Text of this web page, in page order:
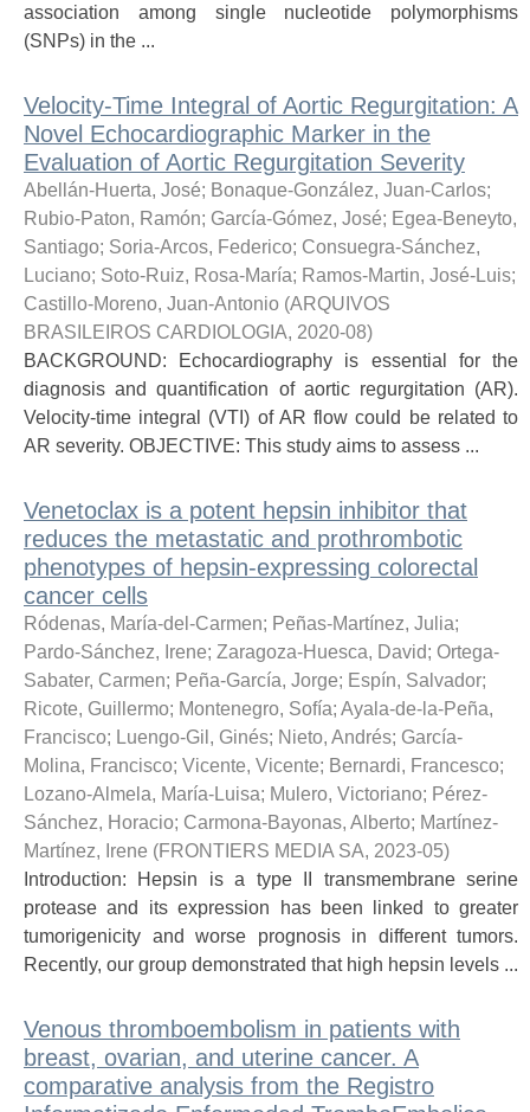
association among single nucleotide polymorphisms
(SNPs) in the ...
Velocity-Time Integral of Aortic Regurgitation: A
Novel Echocardiographic Marker in the
Evaluation of Aortic Regurgitation Severity
Abellán-Huerta, José; Bonaque-González, Juan-Carlos;
Rubio-Paton, Ramón; García-Gómez, José; Egea-Beneyto,
Santiago; Soria-Arcos, Federico; Consuegra-Sánchez,
Luciano; Soto-Ruiz, Rosa-María; Ramos-Martin, José-Luis;
Castillo-Moreno, Juan-Antonio (ARQUIVOS
BRASILEIROS CARDIOLOGIA, 2020-08)
BACKGROUND: Echocardiography is essential for the
diagnosis and quantification of aortic regurgitation (AR).
Velocity-time integral (VTI) of AR flow could be related to
AR severity. OBJECTIVE: This study aims to assess ...
Venetoclax is a potent hepsin inhibitor that
reduces the metastatic and prothrombotic
phenotypes of hepsin-expressing colorectal
cancer cells
Ródenas, María-del-Carmen; Peñas-Martínez, Julia;
Pardo-Sánchez, Irene; Zaragoza-Huesca, David; Ortega-
Sabater, Carmen; Peña-García, Jorge; Espín, Salvador;
Ricote, Guillermo; Montenegro, Sofía; Ayala-de-la-Peña,
Francisco; Luengo-Gil, Ginés; Nieto, Andrés; García-
Molina, Francisco; Vicente, Vicente; Bernardi, Francesco;
Lozano-Almela, María-Luisa; Mulero, Victoriano; Pérez-
Sánchez, Horacio; Carmona-Bayonas, Alberto; Martínez-
Martínez, Irene (FRONTIERS MEDIA SA, 2023-05)
Introduction: Hepsin is a type II transmembrane serine
protease and its expression has been linked to greater
tumorigenicity and worse prognosis in different tumors.
Recently, our group demonstrated that high hepsin levels ...
Venous thromboembolism in patients with
breast, ovarian, and uterine cancer. A
comparative analysis from the Registro